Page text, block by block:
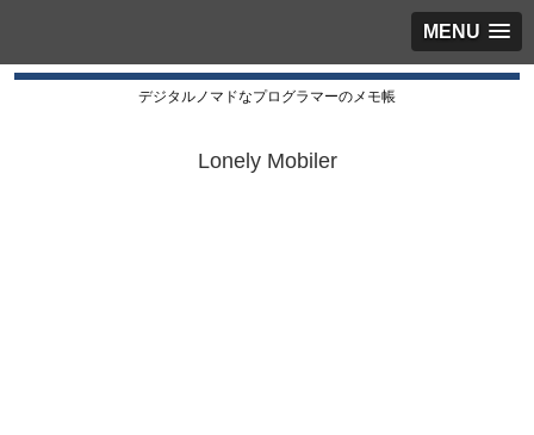
MENU
デジタルノマドなプログラマーのメモ帳
Lonely Mobiler